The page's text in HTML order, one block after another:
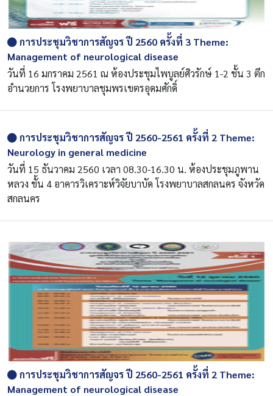
การประชุมวิชาการสัญจร ปี 2560 ครั้งที่ 3 Theme:
Management of neurological disease
วันที่ 16 มกราคม 2561 ณ ห้องประชุมไพบูลย์ศิวรักษ์ 1-2 ชั้น 3 ตึก
อำนวยการ โรงพยาบาลชุมพรเขตรอุดมศักดิ์
การประชุมวิชาการสัญจร ปี 2560-2561 ครั้งที่ 2 Theme:
Neurology in general medicine
วันที่ 15 ธันวาคม 2560 เวลา 08.30-16.30 น. ห้องประชุมภูพาน
หลวง ชั้น 4 อาคารวิเคราะห์วิจัยบาบัด โรงพยาบาลสกลนคร จังหวัด
สกลนคร
การประชุมวิชาการสัญจร ปี 2560-2561 ครั้งที่ 2 Theme:
Management of neurological disease